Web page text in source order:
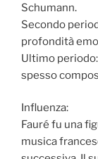
Schumann.
Secondo
profondità
Ultimo
spesso
Influenza:
Fauré fu una
musica